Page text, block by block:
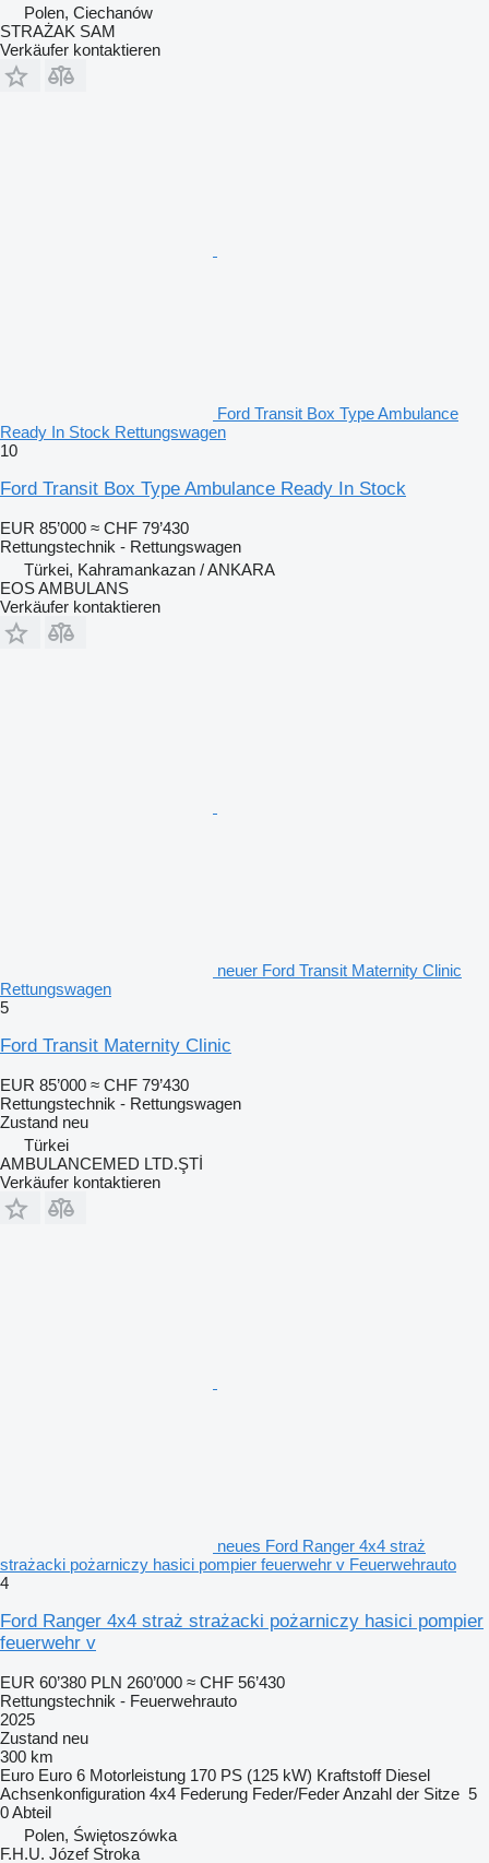
Polen, Ciechanów
STRAŻAK SAM
Verkäufer kontaktieren
Ford Transit Box Type Ambulance
Ready In Stock Rettungswagen
10
Ford Transit Box Type Ambulance Ready In Stock
EUR 85’000 ≈ CHF 79’430
Rettungstechnik - Rettungswagen
Türkei, Kahramankazan / ANKARA
EOS AMBULANS
Verkäufer kontaktieren
neuer Ford Transit Maternity Clinic
Rettungswagen
5
Ford Transit Maternity Clinic
EUR 85’000 ≈ CHF 79’430
Rettungstechnik - Rettungswagen
Zustand neu
Türkei
AMBULANCEMED LTD.ŞTİ
Verkäufer kontaktieren
neues Ford Ranger 4x4 straż
strażacki pożarniczy hasici pompier feuerwehr v Feuerwehrauto
4
Ford Ranger 4x4 straż strażacki pożarniczy hasici pompier
feuerwehr v
EUR 60’380 PLN 260’000 ≈ CHF 56’430
Rettungstechnik - Feuerwehrauto
2025
Zustand neu
300 km
Euro Euro 6 Motorleistung 170 PS (125 kW) Kraftstoff Diesel
Achsenkonfiguration 4x4 Federung Feder/FederAnzahl der Sitze 5
0 Abteil
Polen, Świętoszówka
F.H.U. Józef Stroka